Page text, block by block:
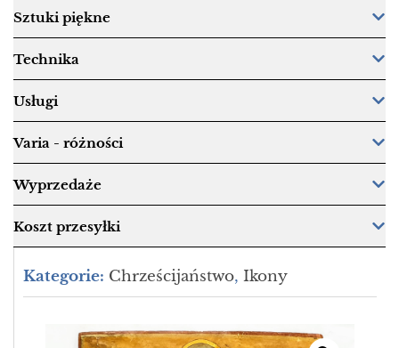
Sztuki piękne
Technika
Usługi
Varia - różności
Wyprzedaże
Koszt przesyłki
Kategorie: Chrześcijaństwo, Ikony